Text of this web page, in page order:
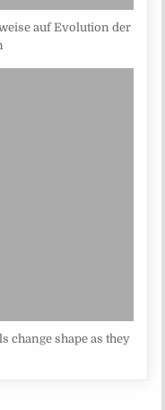
auf Evolution der
change shape as they